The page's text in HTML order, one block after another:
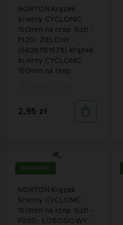
NORTON Krążek
ścierny CYCLONIC
150mm na rzep 1szt! -
P120- ZIELONY -
(66261151676) Krążek
ścierny CYCLONIC
150mm na rzep
2,95 zł
NOWOŚĆ
NORTON Krążek
ścierny CYCLONIC
150mm na rzep 1szt! -
P280- ŁOSOSIOWY -